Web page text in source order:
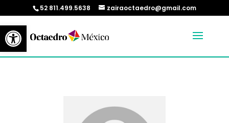
Abrir barra de herramientas
52 811.499.5638 zairaoctaedro@gmail.com